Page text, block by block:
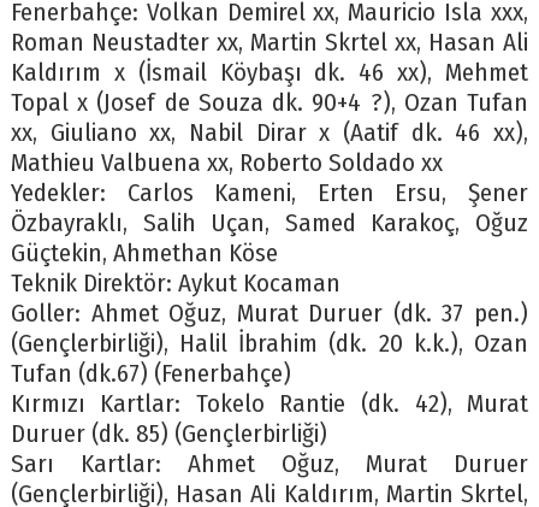
Fenerbahçe: Volkan Demirel xx, Mauricio Isla xxx,
Roman Neustadter xx, Martin Skrtel xx, Hasan Ali
Kaldırım x (İsmail Köybaşı dk. 46 xx), Mehmet
Topal x (Josef de Souza dk. 90+4 ?), Ozan Tufan
xx, Giuliano xx, Nabil Dirar x (Aatif dk. 46 xx),
Mathieu Valbuena xx, Roberto Soldado xx
Yedekler: Carlos Kameni, Erten Ersu, Şener
Özbayraklı, Salih Uçan, Samed Karakoç, Oğuz
Güçtekin, Ahmethan Köse
Teknik Direktör: Aykut Kocaman
Goller: Ahmet Oğuz, Murat Duruer (dk. 37 pen.)
(Gençlerbirliği), Halil İbrahim (dk. 20 k.k.), Ozan
Tufan (dk.67) (Fenerbahçe)
Kırmızı Kartlar: Tokelo Rantie (dk. 42), Murat
Duruer (dk. 85) (Gençlerbirliği)
Sarı Kartlar: Ahmet Oğuz, Murat Duruer
(Gençlerbirliği), Hasan Ali Kaldırım, Martin Skrtel,